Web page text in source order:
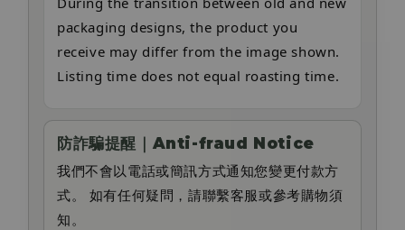
packaging designs, the product you
receive may differ from the image shown.
Listing time does not equal roasting time.
防詐騙提醒｜Anti-fraud Notice
我們不會以電話或簡訊方式通知您變更付款方
式。 如有任何疑問，請聯繫客服或參考購物須
知。